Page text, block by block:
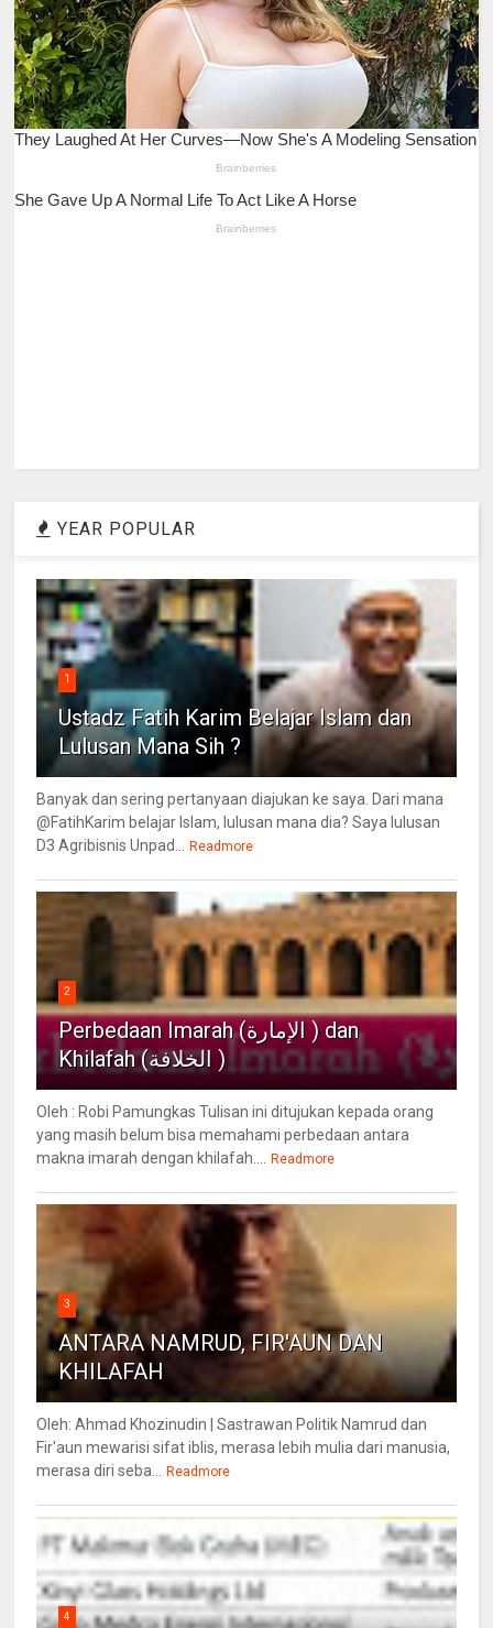
YEAR POPULAR
1
Ustadz Fatih Karim Belajar Islam dan
Lulusan Mana Sih ?
Banyak dan sering pertanyaan diajukan ke saya. Dari mana
@FatihKarim belajar Islam, lulusan mana dia? Saya lulusan
D3 Agribisnis Unpad... Readmore
2
Perbedaan Imarah (الإمارة ) dan
Khilafah (الخلافة )
Oleh : Robi Pamungkas Tulisan ini ditujukan kepada orang
yang masih belum bisa memahami perbedaan antara
makna imarah dengan khilafah.... Readmore
3
ANTARA NAMRUD, FIR'AUN DAN
KHILAFAH
Oleh: Ahmad Khozinudin | Sastrawan Politik Namrud dan
Fir'aun mewarisi sifat iblis, merasa lebih mulia dari manusia,
merasa diri seba... Readmore
4